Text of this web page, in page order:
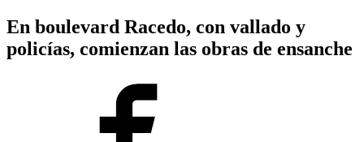
En boulevard Racedo, con vallado y
policías, comienzan las obras de ensanche